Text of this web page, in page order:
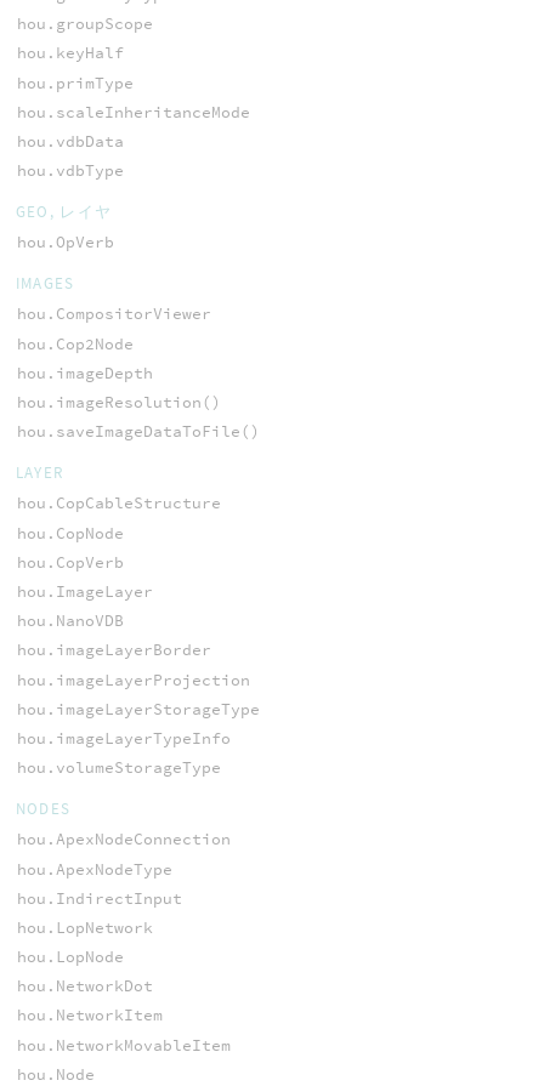
hou.groupScope
hou.keyHalf
hou.primType
hou.scaleInheritanceMode
hou.vdbData
hou.vdbType
GEO, レイヤ
hou.OpVerb
IMAGES
hou.CompositorViewer
hou.Cop2Node
hou.imageDepth
hou.imageResolution()
hou.saveImageDataToFile()
LAYER
hou.CopCableStructure
hou.CopNode
hou.CopVerb
hou.ImageLayer
hou.NanoVDB
hou.imageLayerBorder
hou.imageLayerProjection
hou.imageLayerStorageType
hou.imageLayerTypeInfo
hou.volumeStorageType
NODES
hou.ApexNodeConnection
hou.ApexNodeType
hou.IndirectInput
hou.LopNetwork
hou.LopNode
hou.NetworkDot
hou.NetworkItem
hou.NetworkMovableItem
hou.Node